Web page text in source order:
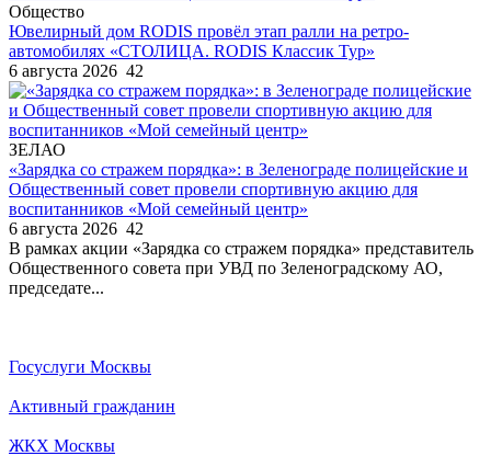
Общество
Ювелирный дом RODIS провёл этап ралли на ретро-
автомобилях «СТОЛИЦА. RODIS Классик Тур»
6 августа 2026 42
ЗЕЛАО
«Зарядка со стражем порядка»: в Зеленограде полицейские и
Общественный совет провели спортивную акцию для
воспитанников «Мой семейный центр»
6 августа 2026 42
В рамках акции «Зарядка со стражем порядка» представитель
Общественного совета при УВД по Зеленоградскому АО,
председате...
Госуслуги Москвы
Активный гражданин
ЖКХ Москвы